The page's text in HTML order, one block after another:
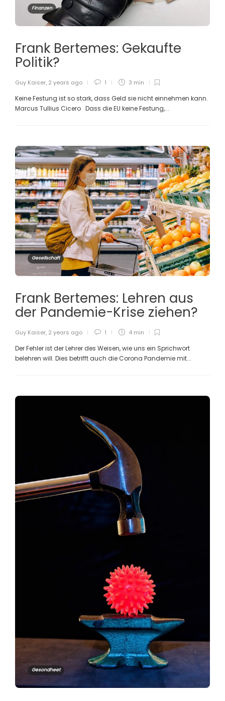
Finanzen
Frank Bertemes: Gekaufte
Politik?
Guy Kaiser, 2 years ago 1 3 min
Keine Festung ist so stark, dass Geld sie nicht einnehmen kann.
Marcus Tullius Cicero Dass die EU keine Festung,...
Gesellschaft
Frank Bertemes: Lehren aus
der Pandemie-Krise ziehen?
Guy Kaiser, 2 years ago 1 4 min
Der Fehler ist der Lehrer des Weisen, wie uns ein Sprichwort
belehren will. Dies betrifft auch die Corona Pandemie mit...
Gesondheet